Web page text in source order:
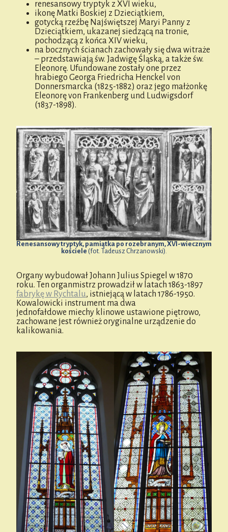
renesansowy tryptyk z XVI wieku,
ikonę Matki Boskiej z Dzieciątkiem,
gotycką rzeźbę Najświętszej Maryi Panny z
Dzieciątkiem, ukazanej siedzącą na tronie,
pochodzącą z końca XIV wieku,
na bocznych ścianach zachowały się dwa witraże
– przedstawiają św. Jadwigę Śląską, a także św.
Eleonorę. Ufundowane zostały one przez
hrabiego Georga Friedricha Henckel von
Donnersmarcka (1825-1882) oraz jego małżonkę
Eleonorę von Frankenberg und Ludwigsdorf
(1837-1898).
Renesansowy tryptyk, pamiątka po rozebranym, XVI-wiecznym
kościele (fot. Tadeusz Chrzanowski).
Organy wybudował Johann Julius Spiegel w 1870
roku. Ten organmistrz prowadził w latach 1863-1897
fabrykę w Rychtalu, istniejącą w latach 1786-1950.
Kowalowicki instrument ma dwa
jednofałdowe miechy klinowe ustawione piętrowo,
zachowane jest również oryginalne urządzenie do
kalikowania.